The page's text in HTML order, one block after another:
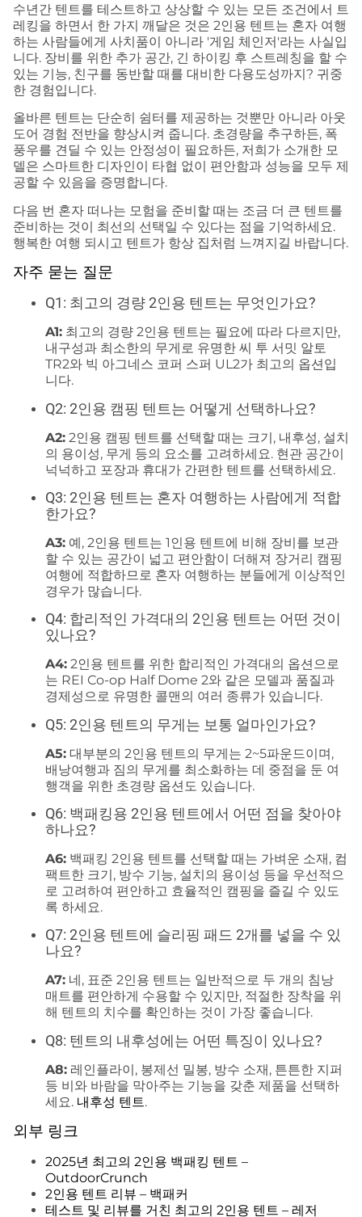
수년간 텐트를 테스트하고 상상할 수 있는 모든 조건에서 트
레킹을 하면서 한 가지 깨달은 것은 2인용 텐트는 혼자 여행
하는 사람들에게 사치품이 아니라 '게임 체인저'라는 사실입
니다. 장비를 위한 추가 공간, 긴 하이킹 후 스트레칭을 할 수
있는 기능, 친구를 동반할 때를 대비한 다용도성까지? 귀중
한 경험입니다.
올바른 텐트는 단순히 쉼터를 제공하는 것뿐만 아니라 아웃
도어 경험 전반을 향상시켜 줍니다. 초경량을 추구하든, 폭
풍우를 견딜 수 있는 안정성이 필요하든, 저희가 소개한 모
델은 스마트한 디자인이 타협 없이 편안함과 성능을 모두 제
공할 수 있음을 증명합니다.
다음 번 혼자 떠나는 모험을 준비할 때는 조금 더 큰 텐트를
준비하는 것이 최선의 선택일 수 있다는 점을 기억하세요.
행복한 여행 되시고 텐트가 항상 집처럼 느껴지길 바랍니다.
자주 묻는 질문
Q1: 최고의 경량 2인용 텐트는 무엇인가요?
A1: 최고의 경량 2인용 텐트는 필요에 따라 다르지만,
내구성과 최소한의 무게로 유명한 씨 투 서밋 알토
TR2와 빅 아그네스 코퍼 스퍼 UL2가 최고의 옵션입
니다.
Q2: 2인용 캠핑 텐트는 어떻게 선택하나요?
A2: 2인용 캠핑 텐트를 선택할 때는 크기, 내후성, 설치
의 용이성, 무게 등의 요소를 고려하세요. 현관 공간이
넉넉하고 포장과 휴대가 간편한 텐트를 선택하세요.
Q3: 2인용 텐트는 혼자 여행하는 사람에게 적합
한가요?
A3: 예, 2인용 텐트는 1인용 텐트에 비해 장비를 보관
할 수 있는 공간이 넓고 편안함이 더해져 장거리 캠핑
여행에 적합하므로 혼자 여행하는 분들에게 이상적인
경우가 많습니다.
Q4: 합리적인 가격대의 2인용 텐트는 어떤 것이
있나요?
A4: 2인용 텐트를 위한 합리적인 가격대의 옵션으로
는 REI Co-op Half Dome 2와 같은 모델과 품질과
경제성으로 유명한 콜맨의 여러 종류가 있습니다.
Q5: 2인용 텐트의 무게는 보통 얼마인가요?
A5: 대부분의 2인용 텐트의 무게는 2~5파운드이며,
배낭여행과 짐의 무게를 최소화하는 데 중점을 둔 여
행객을 위한 초경량 옵션도 있습니다.
Q6: 백패킹용 2인용 텐트에서 어떤 점을 찾아야
하나요?
A6: 백패킹 2인용 텐트를 선택할 때는 가벼운 소재, 컴
팩트한 크기, 방수 기능, 설치의 용이성 등을 우선적으
로 고려하여 편안하고 효율적인 캠핑을 즐길 수 있도
록 하세요.
Q7: 2인용 텐트에 슬리핑 패드 2개를 넣을 수 있
나요?
A7: 네, 표준 2인용 텐트는 일반적으로 두 개의 침낭
매트를 편안하게 수용할 수 있지만, 적절한 장착을 위
해 텐트의 치수를 확인하는 것이 가장 좋습니다.
Q8: 텐트의 내후성에는 어떤 특징이 있나요?
A8: 레인플라이, 봉제선 밀봉, 방수 소재, 튼튼한 지퍼
등 비와 바람을 막아주는 기능을 갖춘 제품을 선택하
세요. 내후성 텐트.
외부 링크
2025년 최고의 2인용 백패킹 텐트 –
OutdoorCrunch
2인용 텐트 리뷰 – 백패커
테스트 및 리뷰를 거친 최고의 2인용 텐트 – 레저